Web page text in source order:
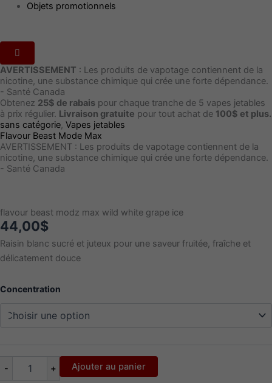
Objets promotionnels
AVERTISSEMENT : Les produits de vapotage contiennent de la
nicotine, une substance chimique qui crée une forte dépendance.
- Santé Canada
Obtenez 25$ de rabais pour chaque tranche de 5 vapes jetables
à prix régulier. Livraison gratuite pour tout achat de 100$ et plus.
sans catégorie, Vapes jetables
Flavour Beast Mode Max
AVERTISSEMENT : Les produits de vapotage contiennent de la
nicotine, une substance chimique qui crée une forte dépendance.
- Santé Canada
flavour beast modz max wild white grape ice
44,00$
Raisin blanc sucré et juteux pour une saveur fruitée, fraîche et
délicatement douce
Concentration
quantité
de
flavour
beast
modz
white
grape
ice
- + Ajouter au panier